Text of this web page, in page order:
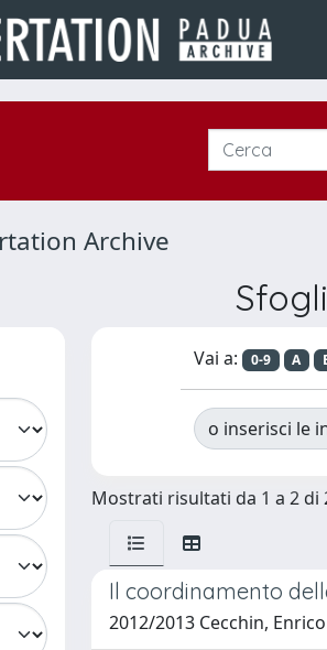
Archive
Vai a: 0-9 A
o inserisci le
Mostrati risultati da 1 a 2 di
Il coordinamento
2012/2013 Cecchin, Enrico